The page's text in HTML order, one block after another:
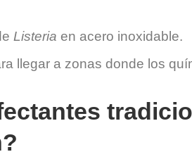
Listeria en acero inoxidable.
llegar a zonas donde los